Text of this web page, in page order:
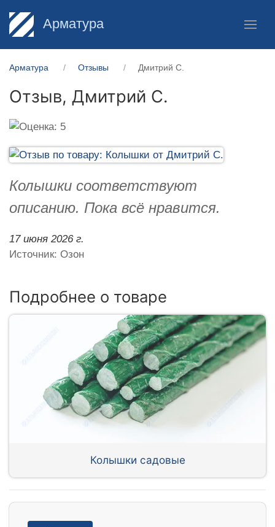
Арматура
Арматура Отзывы Дмитрий С.
Отзыв, Дмитрий С.
Колышки соответствуют
описанию. Пока всё нравится.
17 июня 2026 г.
Источник: Озон
Подробнее о товаре
Колышки садовые